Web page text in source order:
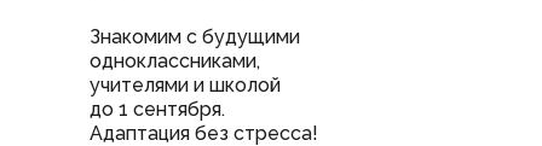
Знакомим с будущими
одноклассниками,
учителями и школой
до 1 сентября.
Адаптация без стресса!